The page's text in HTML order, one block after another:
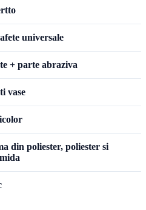
universale
+ parte abraziva
vase
din poliester, poliester si